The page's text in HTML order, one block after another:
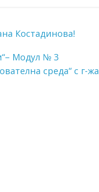
Костадинова!
Модул № 3
среда“ с г-жа